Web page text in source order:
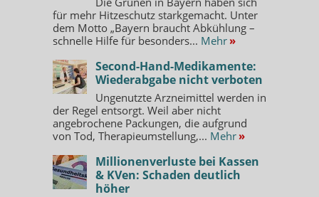
für mehr Hitzeschutz starkgemacht. Unter
dem Motto „Bayern braucht Abkühlung –
schnelle Hilfe für besonders... Mehr »
Second-Hand-Medikamente:
Wiederabgabe nicht verboten
Ungenutzte Arzneimittel werden in
der Regel entsorgt. Weil aber nicht
angebrochene Packungen, die aufgrund
von Tod, Therapieumstellung,... Mehr »
Millionenverluste bei Kassen
& KVen: Schaden deutlich
höher